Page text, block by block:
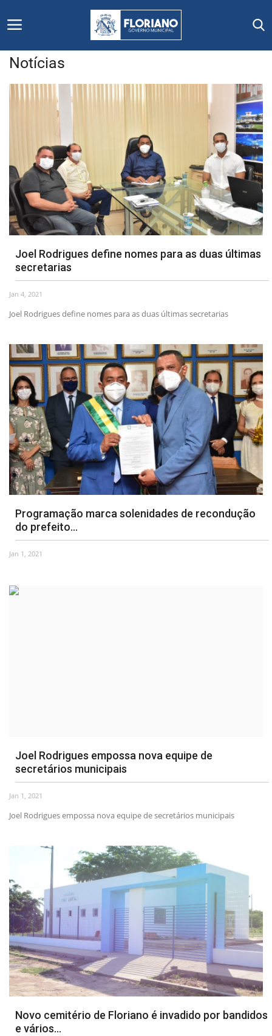
Início
Floriano
Secretarias e Órgãos
Mural de Licitações
Notícias
Vídeos
Webmail
Notícias
Joel Rodrigues define nomes para as duas últimas
secretarias
Jan 4, 2021
Joel Rodrigues define nomes para as duas últimas secretarias
Programação marca solenidades de recondução
do prefeito...
Jan 1, 2021
Joel Rodrigues empossa nova equipe de
secretários municipais
Jan 1, 2021
Joel Rodrigues empossa nova equipe de secretários municipais
Novo cemitério de Floriano é invadido por bandidos
e vários...